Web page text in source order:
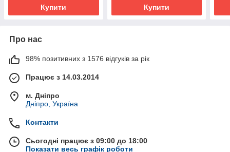
Купити Купити
Про нас
98% позитивних з 1576 відгуків за рік
Працює з 14.03.2014
м. Дніпро
Дніпро, Україна
Контакти
Сьогодні працює з 09:00 до 18:00
Показати весь графік роботи